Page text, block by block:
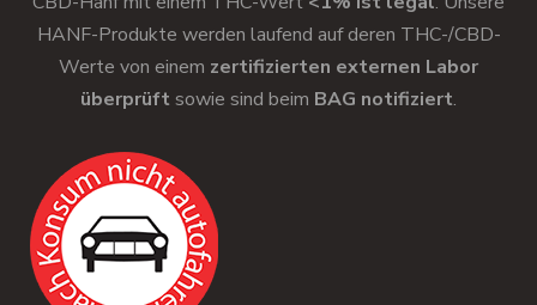
HANF-Produkte werden laufend auf deren THC-/CBD-
Werte von einem zertifizierten externen Labor
überprüft sowie sind beim BAG notifiziert.